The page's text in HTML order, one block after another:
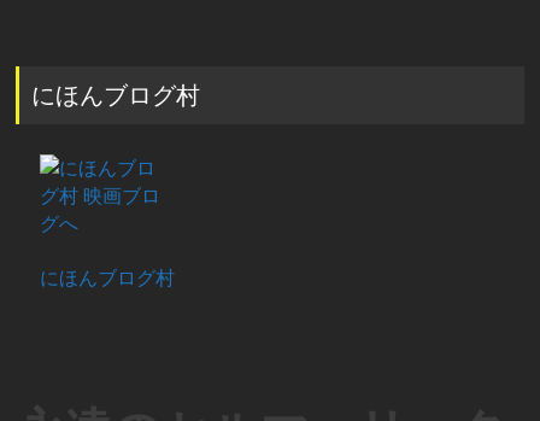
にほんブログ村
にほんブログ村